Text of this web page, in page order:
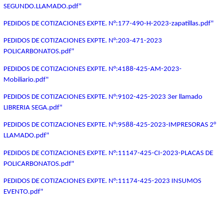
SEGUNDO.LLAMADO.pdf"
PEDIDOS DE COTIZACIONES EXPTE. N°:177-490-H-2023-zapatillas.pdf"
PEDIDOS DE COTIZACIONES EXPTE. N°:203-471-2023
POLICARBONATOS.pdf"
PEDIDOS DE COTIZACIONES EXPTE. N°:4188-425-AM-2023-
Mobiliario.pdf"
PEDIDOS DE COTIZACIONES EXPTE. N°:9102-425-2023 3er llamado
LIBRERIA SEGA.pdf"
PEDIDOS DE COTIZACIONES EXPTE. N°:9588-425-2023-IMPRESORAS 2°
LLAMADO.pdf"
PEDIDOS DE COTIZACIONES EXPTE. N°:11147-425-CI-2023-PLACAS DE
POLICARBONATOS.pdf"
PEDIDOS DE COTIZACIONES EXPTE. N°:11174-425-2023 INSUMOS
EVENTO.pdf"